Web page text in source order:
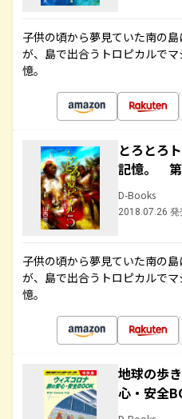
子供の頃から夢見ていた南の
が、島で出合うトロピカルで
憶。
とろとろ
記憶。
D-Books
2018.07.26 発
子供の頃から夢見ていた南の
が、島で出合うトロピカルで
憶。
地球の歩
心・安全